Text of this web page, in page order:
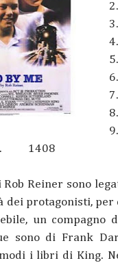
2.
3.
4.
5.
6.
7.
8.
9.
1408
Reiner sono
dei protagonisti,
un
sono di Frank
i libri di King.